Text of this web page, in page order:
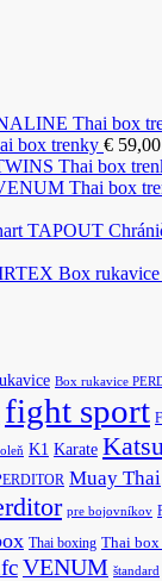
box trenky € 59,00
Thai box
Thai box
Box
Box rukavice
fight sport
K1 Karate
Muay Thai
pre bojovníkov
Thai boxing Thai box
VENUM štandard